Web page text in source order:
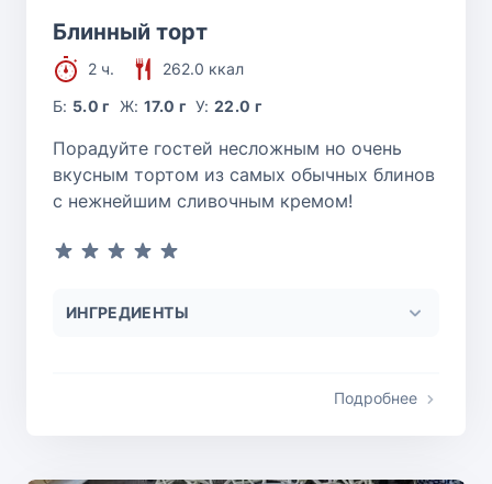
Блинный торт
2 ч.
262.0 ккал
Б: 5.0 г Ж: 17.0 г У:22.0 г
Порадуйте гостей несложным но очень
вкусным тортом из самых обычных блинов
с нежнейшим сливочным кремом!
ИНГРЕДИЕНТЫ
Подробнее